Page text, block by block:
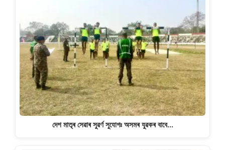
দেশ মাতৃৰ সেৱাৰ সুৱৰ্ণ সুযোগঃ অসমৰ যুৱকৰ বাবে…